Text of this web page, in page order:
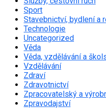
Sport
Stavebnictví, bydlení a
Technologie
Uncategorized
Věda
Věda, vzdělávání a
Vzdělávání
Zdraví
Zdravotnictví
Zpracovatelský a
Zpravodajství